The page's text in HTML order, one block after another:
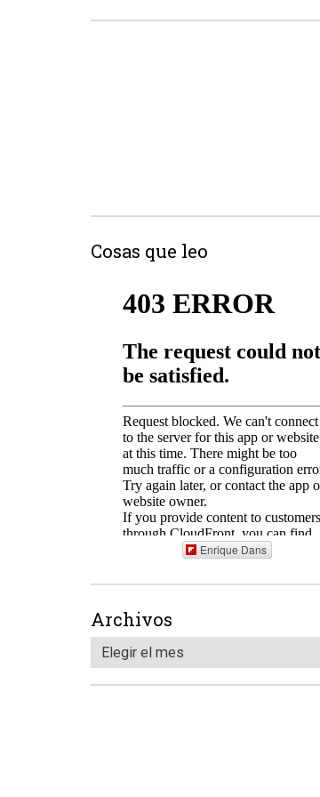
Cosas que leo
Enrique Dans
Archivos
Elegir el mes